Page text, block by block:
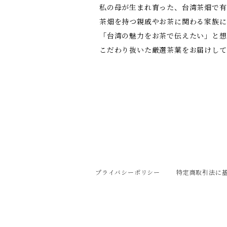
私の母が生まれ育った、台湾茶畑で
茶畑を持つ親戚やお茶に関わる家族
「台湾の魅力をお茶で伝えたい」と
こだわり抜いた厳選茶葉をお届けし
プライバシーポリシー 特定商取引法に